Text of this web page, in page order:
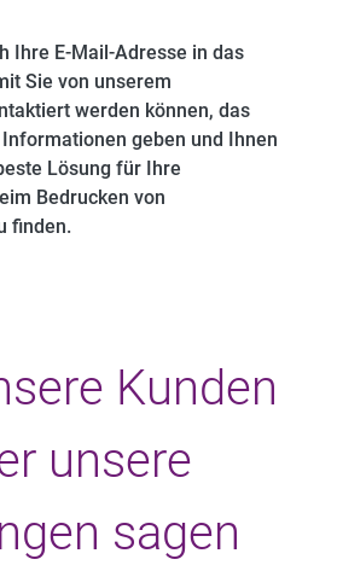
Ihre E-Mail-Adresse in das
Sie von unserem
werden können, das
geben und Ihnen
Lösung für Ihre
Bedrucken von
finden.
Kunden
unsere
sagen